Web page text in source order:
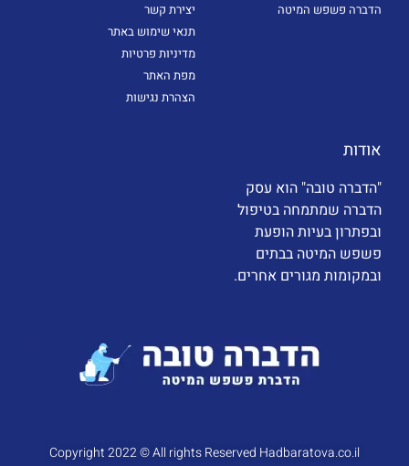
הדברה פשפש המיטה
יצירת קשר
תנאי שימוש באתר
מדיניות פרטיות
מפת האתר
הצהרת נגישות
אודות
"הדברה טובה" הוא עסק
הדברה שמתמחה בטיפול
ובפתרון בעיות הופעת
פשפש המיטה בבתים
ובמקומות מגורים אחרים.
Copyright 2022 © All rights Reserved Hadbaratova.co.il